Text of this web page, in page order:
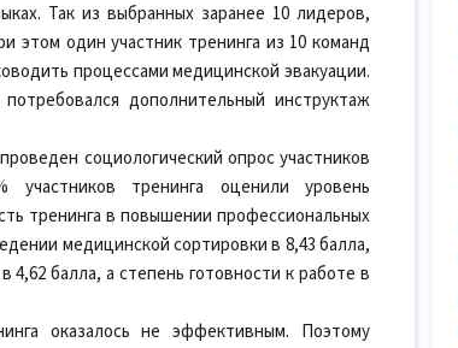
Так из выбранных заранее 10 лидеров,
этом один участник тренинга из 10 команд
процессами медицинской эвакуации.
дополнительный инструктаж
социологический опрос участников
тренинга оценили уровень
тренинга в повышении профессиональных
медицинской сортировки в 8,43 балла,
балла, а степень готовности к работе в
оказалось не эффективным. Поэтому